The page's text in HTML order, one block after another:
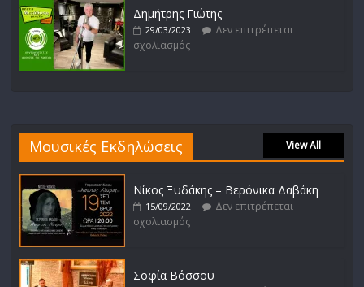
Δημήτρης Γιώτης
29/03/2023
Δεν επιτρέπεται
σχολιασμός
Μουσικές Εκδηλώσεις View All
Νίκος Ξυδάκης – Βερόνικα Δαβάκη
15/09/2022
Δεν επιτρέπεται
σχολιασμός
Σοφία Βόσσου